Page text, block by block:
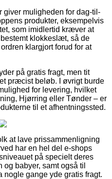
giver muligheden for dag-til-
produkter, eksempelvis
som imidlertid kræver at
klokkeslæt, så de
klargjort forud for at
på gratis fragt, men tit
præcist beløb. I øvrigt burde
for levering, hvilket
Hjørring eller Tønder – er
til et afhentningssted.
at lave prissammenligning
har en hel del e-shops
på specielt deres
og babyer, samt også til
nogle gange yde gratis fragt.